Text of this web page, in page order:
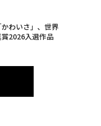
わいさ」、世界
2026入選作品